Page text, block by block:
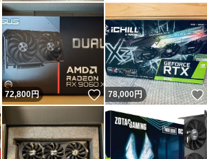
いいね！
72,800円 いいね！
78,000円